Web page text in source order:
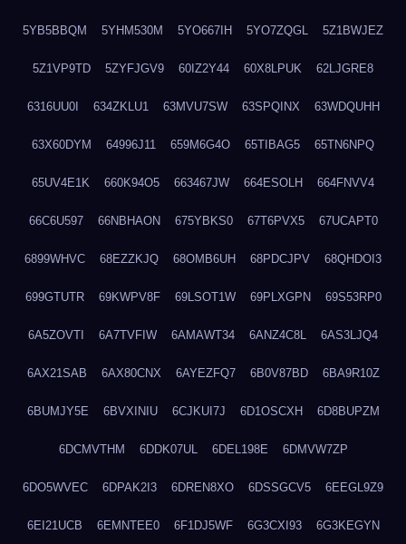
5YB5BBQM 5YHM530M 5YO667IH 5YO7ZQGL 5Z1BWJEZ
5Z1VP9TD 5ZYFJGV9 60IZ2Y44 60X8LPUK 62LJGRE8
6316UU0I 634ZKLU1 63MVU7SW 63SPQINX 63WDQUHH
63X60DYM 64996J11 659M6G4O 65TIBAG5 65TN6NPQ
65UV4E1K 660K94O5 663467JW 664ESOLH 664FNVV4
66C6U597 66NBHAON 675YBKS0 67T6PVX5 67UCAPT0
6899WHVC 68EZZKJQ 68OMB6UH 68PDCJPV 68QHDOI3
699GTUTR 69KWPV8F 69LSOT1W 69PLXGPN 69S53RP0
6A5ZOVTI 6A7TVFIW 6AMAWT34 6ANZ4C8L 6AS3LJQ4
6AX21SAB 6AX80CNX 6AYEZFQ7 6B0V87BD 6BA9R10Z
6BUMJY5E 6BVXINIU 6CJKUI7J 6D1OSCXH 6D8BUPZM
6DCMVTHM 6DDK07UL 6DEL198E 6DMVW7ZP
6DO5WVEC 6DPAK2I3 6DREN8XO 6DSSGCV5 6EEGL9Z9
6EI21UCB 6EMNTEE0 6F1DJ5WF 6G3CXI93 6G3KEGYN